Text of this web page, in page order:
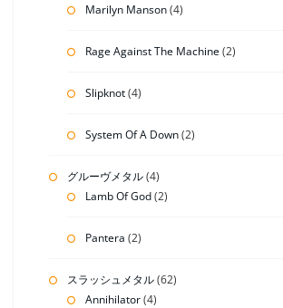
Marilyn Manson(4)
Rage Against The Machine(2)
Slipknot(4)
System Of A Down(2)
グルーヴメタル(4)
Lamb Of God(2)
Pantera (2)
スラッシュメタル(62)
Annihilator(4)